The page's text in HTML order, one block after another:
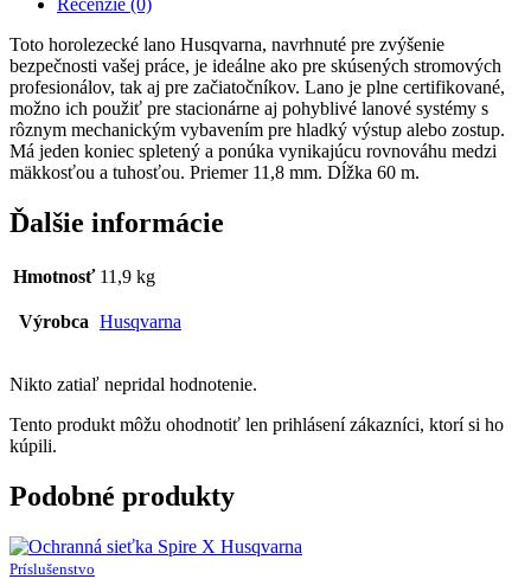
Recenzie (0)
Toto horolezecké lano Husqvarna, navrhnuté pre zvýšenie
bezpečnosti vašej práce, je ideálne ako pre skúsených stromových
profesionálov, tak aj pre začiatočníkov. Lano je plne certifikované,
možno ich použiť pre stacionárne aj pohyblivé lanové systémy s
rôznym mechanickým vybavením pre hladký výstup alebo zostup.
Má jeden koniec spletený a ponúka vynikajúcu rovnováhu medzi
mäkkosťou a tuhosťou. Priemer 11,8 mm. Dĺžka 60 m.
Ďalšie informácie
Hmotnosť 11,9 kg
Výrobca Husqvarna
Nikto zatiaľ nepridal hodnotenie.
Tento produkt môžu ohodnotiť len prihlásení zákazníci, ktorí si ho
kúpili.
Podobné produkty
Príslušenstvo